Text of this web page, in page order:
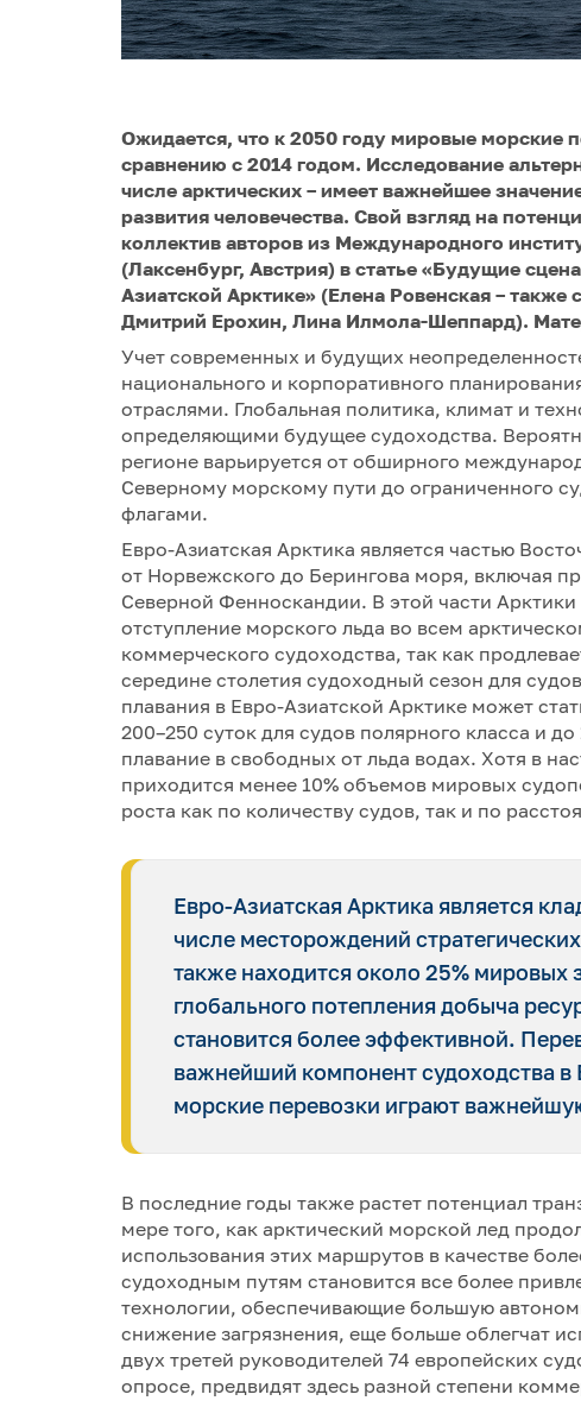
Ожидается, что к 2050 году мировые морские
сравнению с 2014 годом. Исследование
числе арктических – имеет важнейшее
развития человечества. Свой взгляд на
коллектив авторов из Международного
(Лаксенбург, Австрия) в статье «Будущие
Азиатской Арктике» (Елена Ровенская –
Дмитрий Ерохин, Лина Илмола-Шеппард).
Учет современных и будущих
национального и корпоративного
отраслями. Глобальная политика, климат и
определяющими будущее судоходства.
регионе варьируется от обширного
Северному морскому пути до ограниченного
флагами.
Евро-Азиатская Арктика является частью
от Норвежского до Берингова моря, включая
Северной Фенноскандии. В этой части
отступление морского льда во всем
коммерческого судоходства, так как
середине столетия судоходный сезон для
плавания в Евро-Азиатской Арктике может
200–250 суток для судов полярного класса и
плавание в свободных от льда водах. Хотя в
приходится менее 10% объемов мировых
роста как по количеству судов, так и по
Евро-Азиатская Арктика является
числе месторождений
также находится около 25% мировых
глобального потепления добыча
становится более эффективной.
важнейший компонент судоходства
морские перевозки играют
В последние годы также растет потенциал
мере того, как арктический морской лед
использования этих маршрутов в качестве
судоходным путям становится все более
технологии, обеспечивающие большую
снижение загрязнения, еще больше облегчат
двух третей руководителей 74 европейских
опросе, предвидят здесь разной степени